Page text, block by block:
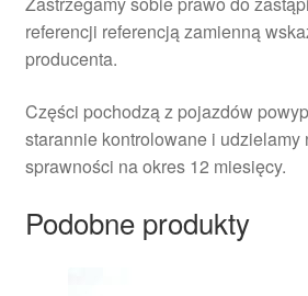
referencji referencją zamienną
producenta.
Części pochodzą z pojazdów
starannie kontrolowane i udzielamy
sprawności na okres 12 miesięcy.
Podobne produkty